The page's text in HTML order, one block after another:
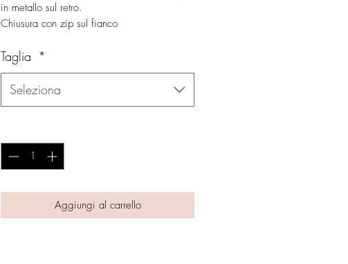
in metallo sul retro.
Chiusura con zip sul fianco
Taglia *
Seleziona
Aggiungi al carrello